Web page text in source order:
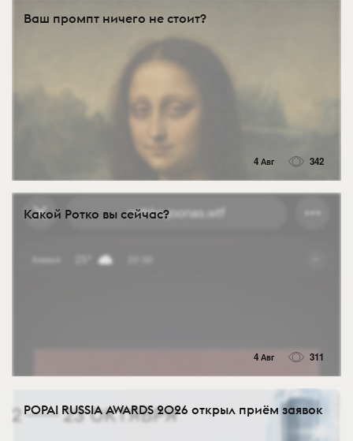
Ваш промпт ничего не стоит?
4 Авг 342
Какой Ротко вы сейчас?
4 Авг 311
POPAI RUSSIA AWARDS 2026 открыл приём заявок